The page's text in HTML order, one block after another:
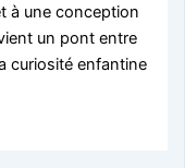
à une conception
un pont entre
curiosité enfantine